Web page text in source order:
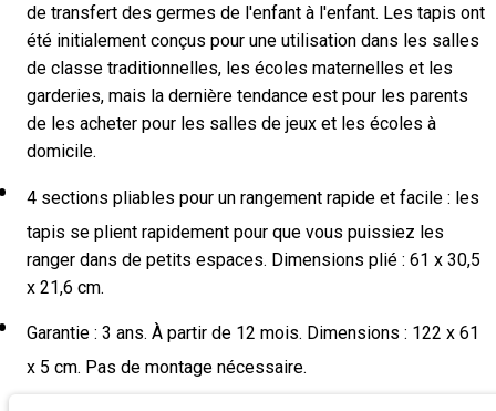
de transfert des germes de l'enfant à l'enfant. Les tapis ont
été initialement conçus pour une utilisation dans les salles
de classe traditionnelles, les écoles maternelles et les
garderies, mais la dernière tendance est pour les parents
de les acheter pour les salles de jeux et les écoles à
domicile.
4 sections pliables pour un rangement rapide et facile : les
tapis se plient rapidement pour que vous puissiez les
ranger dans de petits espaces. Dimensions plié : 61 x 30,5
x 21,6 cm.
Garantie : 3 ans. À partir de 12 mois. Dimensions : 122 x 61
x 5 cm. Pas de montage nécessaire.